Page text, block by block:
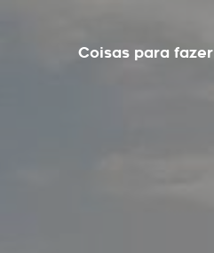
Coisas para fazer